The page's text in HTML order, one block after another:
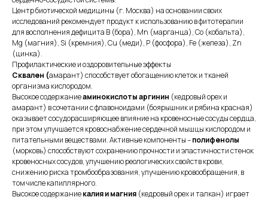
Центр биотической медицины (г. Москва) на основании своих
исследований рекомендует продукт к использованию в фитотерапии
для восполнения дефицита B (бора), Mn (марганца), Co (кобальта),
Mg (магния), Si (кремния), Cu (меди), P (фосфора), Fe (железа), Zn
(цинка).
Профилактические и оздоровительные эффекты
Сквален (амарант) способствует обогащению клеток и тканей
организма кислородом.
Высокое содержаниеаминокислоты аргинин (кедровый орех и
амарант) в сочетании с флавоноидами (боярышник и рябина красная)
оказывает сосудорасширяющее влияние на кровеносные сосуды сердца,
при этом улучшается кровоснабжение сердечной мышцы кислородом и
питательными веществами. Активные компоненты –полифенолы
(морковь) способствуют сохранению прочности и эластичности стенок
кровеносных сосудов, улучшению реологических свойств крови,
снижению риска тромбообразования, улучшению кровообращения, в
том числе капиллярного.
Высокое содержаниекалия и магния (кедровый орех и талкан) играет